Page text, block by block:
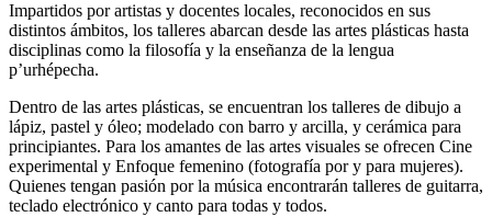
Impartidos por artistas y docentes locales, reconocidos en sus
distintos ámbitos, los talleres abarcan desde las artes plásticas hasta
disciplinas como la filosofía y la enseñanza de la lengua
p’urhépecha.
Dentro de las artes plásticas, se encuentran los talleres de dibujo a
lápiz, pastel y óleo; modelado con barro y arcilla, y cerámica para
principiantes. Para los amantes de las artes visuales se ofrecen Cine
experimental y Enfoque femenino (fotografía por y para mujeres).
Quienes tengan pasión por la música encontrarán talleres de guitarra,
teclado electrónico y canto para todas y todos.